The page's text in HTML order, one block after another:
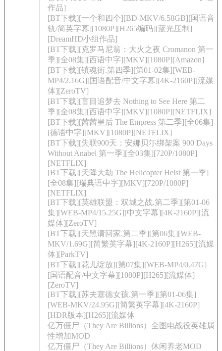
作品]
[BT下载][一个和四个][BD-MKV/6.58GB][国语音
轨/简英字幕][1080P][H265编码][蓝光压制]
[DreamHD小组作品]
[BT下载][克罗马尼翁：大火之夜 Cromanon 第一
季][全08集][西语中字][MKV][1080P][Amazon]
[BT下载][镇魂街.第四季][第01-02集][WEB-
MP4/2.16G][国语配音/中文字幕][4K-2160P][流媒
体][ZeroTV]
[BT下载][盲目追梦去 Nothing to See Here 第二
季][全08集][西语中字][MKV][1080P][NETFLIX]
[BT下载][茜茜皇后 The Empress 第二季][全06集]
[德语中字][MKV][1080P][NETFLIX]
[BT下载][失联900天：安娜贝尓绑架案 900 Days
Without Anabel 第一季][全03集][720P/1080P]
[NETFLIX]
[BT下载][天降大劫 The Helicopter Heist 第一季]
[全08集][瑞典语中字][MKV][720P/1080P]
[NETFLIX]
[BT下载][英雄联盟：双城之战.第二季][第01-06
集][WEB-MP4/15.25G][中文字幕][4K-2160P][流
媒体][ZeroTV]
[BT下载][天黑请回家.第二季][第06集][WEB-
MKV/1.69G][简繁英字幕][4K-2160P][H265][流媒
体][ParkTV]
[BT下载][花儿绽放][第07集][WEB-MP4/0.47G]
[国语配音/中文字幕][1080P][H265][流媒体]
[ZeroTV]
[BT下载][苏夫塞德女孩.第一季][第01-06集]
[WEB-MKV/24.95G][简繁英字幕][4K-2160P]
[HDR版本][H265][流媒体
亿万僵尸（They Are Billions）全图电战役英雄属
性增加MOD
亿万僵尸（They Are Billions）休闲养老MOD